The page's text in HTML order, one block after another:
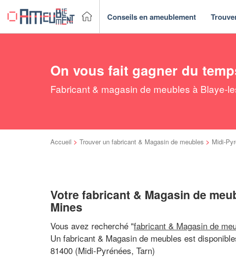
Conseils en ameublement
On vous fait gagner du
Fabricant & magasin de meubles à Blaye-
Accueil > Trouver un fabricant & Magasin de meubles > Midi-
Votre fabricant & Magasin de
Mines
Vous avez recherché "fabricant & Magasin de
Un fabricant & Magasin de meubles est
81400 (Midi-Pyrénées, Tarn)